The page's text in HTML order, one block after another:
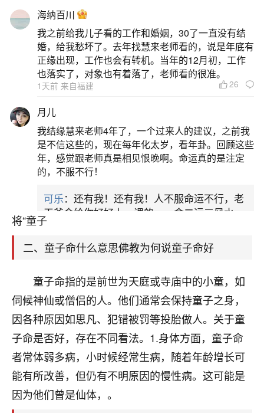
问题，但是小问题不注意可能会引起大麻烦，下面
就这个问题给大家做一些解读：
一、童子命是天上下来的人还是妖精投胎
童子命是天上下来的仙童，并非妖精投胎。民
间与道教、佛教相关说法中，童子命多指前世为天
庭、宫观、佛寺中侍奉神明的童男童女，因思凡、
犯错、受罚或负有特殊使命而下凡转世。如《西游
记》中灵感大王原是观音池中金鱼，属“仙缘未尽”一
类；又如多地民俗所传“火神庙童子”“老君庙扫地童
子”，皆强调其神圣出身与天界职分。虽有少数说法
将“童子
二、童子命什么意思佛教为何说童子命好
童子命指的是前世为天庭或寺庙中的小童，如
伺候神仙或僧侣的人。他们通常会保持童子之身，
因各种原因如思凡、犯错被罚等投胎做人。关于童
子命是否好，存在不同看法。1.身体方面，童子命
者常体弱多病，小时候经常生病，随着年龄增长可
能有所改善，但仍有不明原因的慢性病。这可能是
因为他们曾是仙体，。
海纳百川
我之前给我儿子看的工作和婚姻，30了一直没有结
婚，给我愁坏了。去年找慧来老师看的，说是年底有
正缘出现，工作也会有转机。当年的12月初，工作
也落实了，对象也有着落了，老师看的很准。
1天前 来自福建 26
月儿
我结缘慧来老师4年了，一个过来人的建议，之前我
是不信这些的，现在每年化太岁，看年卦。回顾这些
年，感觉跟老师真是相见恨晚啊。命运真的是注定
的，不服不行！
可乐：还有我！还有我！人不服命运不行，老
天爷会给你好好上一课的。一命二运三风水，
平安是福 ：我也是每年找老师化太岁，看年
卦，认识老师3年了，都是缘分啊！
17分钟前 来自湖北 19
心若莲花
我是做餐饮的，这两年，生意屡屡受挫，店开一家关
一家，要么生意不好，生意好的就出事。前些年攒的
家底快败光了，真是倒霉！我也想找人看看到底怎么
回事？
鹿森：你可以找老师看看，人有时不服命不行